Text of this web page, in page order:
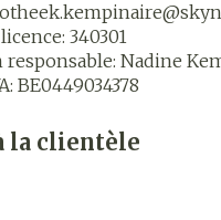
340301
responsable: Nadine
BE0449034378
la clientèle